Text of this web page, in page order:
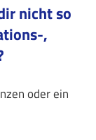
nicht so
,
oder ein